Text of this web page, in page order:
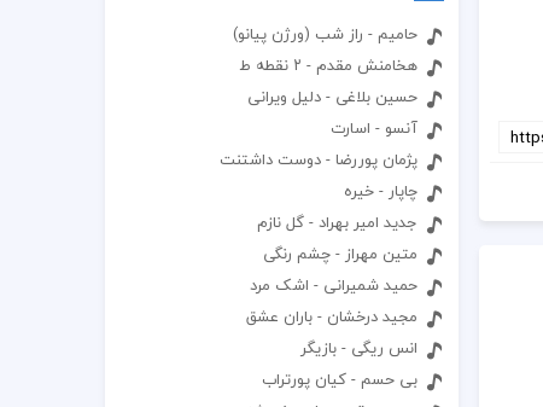
حامیم - راز شب (ورژن پیانو)
هخامنش مقدم - ۲ نقطه ط
حسین بلاغی - دلیل ویرانی
آنسو - اسارت
پژمان پوررضا - دوست داشتنت
چاپار - خیره
جدید امیر بهراد - گل نازم
متین مهراز - چشم رنگی
حمید شمیرانی - اشک مرد
مجید درخشان - باران عشق
انس ریگی - بازیگر
بی حسم - کیان پورتراب